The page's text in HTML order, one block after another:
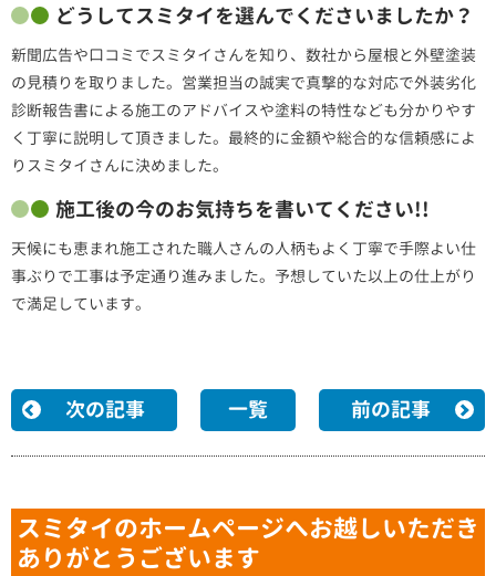
どうしてスミタイを選んでくださいましたか？
新聞広告や口コミでスミタイさんを知り、数社から屋根と外壁塗装
の見積りを取りました。営業担当の誠実で真撃的な対応で外装劣化
診断報告書による施工のアドバイスや塗料の特性なども分かりやす
く丁寧に説明して頂きました。最終的に金額や総合的な信頼感によ
りスミタイさんに決めました。
施工後の今のお気持ちを書いてください!!
天候にも恵まれ施工された職人さんの人柄もよく丁寧で手際よい仕
事ぶりで工事は予定通り進みました。予想していた以上の仕上がり
で満足しています。
次の記事 一覧 前の記事
スミタイのホームページへお越しいただき
ありがとうございます